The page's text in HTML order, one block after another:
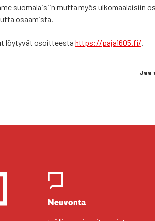
suo­ma­lai­siin mut­ta myös ulko­maa­lai­siin
osaa­mis­ta.
löy­ty­vät osoit­tees­ta https://paja1605.fi/.
Jaa
Yhteys­hen­ki­löt
Neu­von­ta